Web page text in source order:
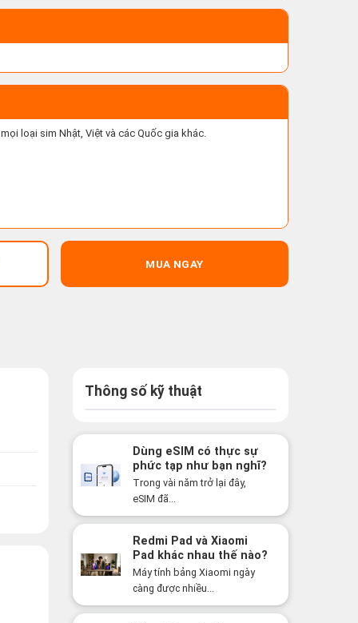
loại sim Nhật, Việt và các Quốc gia khác.
MUA NGAY
Thông số kỹ thuật
Dùng eSIM có thực sự
phức tạp như bạn nghĩ?
Sự thật có thể khiến
bạn bất ngờ!
Trong vài năm trở lại đây,
eSIM đã...
Redmi Pad và Xiaomi
Pad khác nhau thế nào?
Nên mua dòng nào năm
2026?
Máy tính bảng Xiaomi ngày
càng được nhiều...